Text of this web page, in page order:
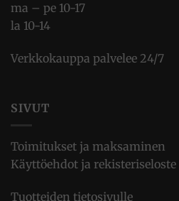
ma – pe 10-17
la 10-14
Verkkokauppa palvelee 24/7
SIVUT
Toimitukset ja maksaminen
Käyttöehdot ja rekisteriseloste
Tuotteiden tietosivulle